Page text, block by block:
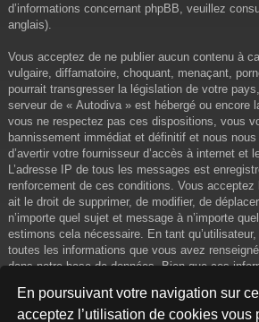
En poursuivant votre navigation sur
acceptez l’utilisation de cookies vous
d’informations concernant phpBB, veuillez
anglais).
Vous acceptez de ne publier aucun contenu à
vulgaire, diffamatoire, choquant, menaçant,
pourrait transgresser la législation de votre
serveur de « Autodiva » est hébergé ou encore
vous ne respectez pas ces dispositions, vous
bannissement immédiat et définitif et nous
d’avertir votre fournisseur d’accès à internet et
L’adresse IP de tous les messages est
renforcement de ces conditions. Vous
ait le droit de supprimer, de modifier, de
n’importe quel sujet et message à n’importe
estimons cela nécessaire. En tant
toutes les informations que vous avez
dans notre base de données. Bien que ces
diffusées à une tierce partie sans votre
phpBB, ne pourront être tenus comme
de piratage informatique visant à compromettre